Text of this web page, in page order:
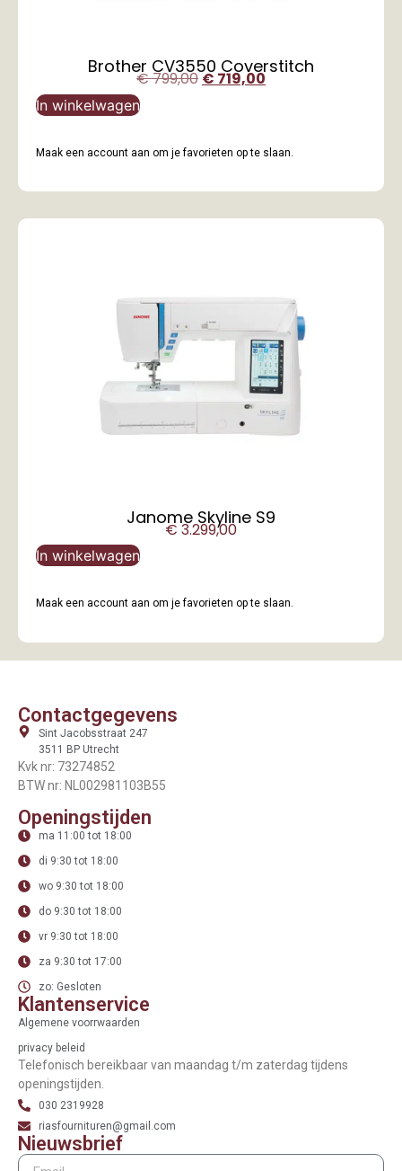
Brother CV3550 Coverstitch
€799,00€ 719,00
In winkelwagen
Maak een account aan om je favorieten op te slaan.
Janome Skyline S9
€3.299,00
In winkelwagen
Maak een account aan om je favorieten op te slaan.
Contactgegevens
Sint Jacobsstraat 247
3511 BP Utrecht
Kvk nr: 73274852
BTW nr: NL002981103B55
Openingstijden
ma 11:00 tot 18:00
di 9:30 tot 18:00
wo 9:30 tot 18:00
do 9:30 tot 18:00
vr 9:30 tot 18:00
za 9:30 tot 17:00
zo: Gesloten
Klantenservice
Algemene voorrwaarden
privacy beleid
Telefonisch bereikbaar van maandag t/m zaterdag tijdens
openingstijden.
030 2319928
riasfournituren@gmail.com
Nieuwsbrief